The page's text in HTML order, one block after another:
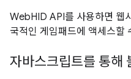
WebHID API를 사용하면 웹
국적인 게임패드에 액세스할
자바스크립트를 통해